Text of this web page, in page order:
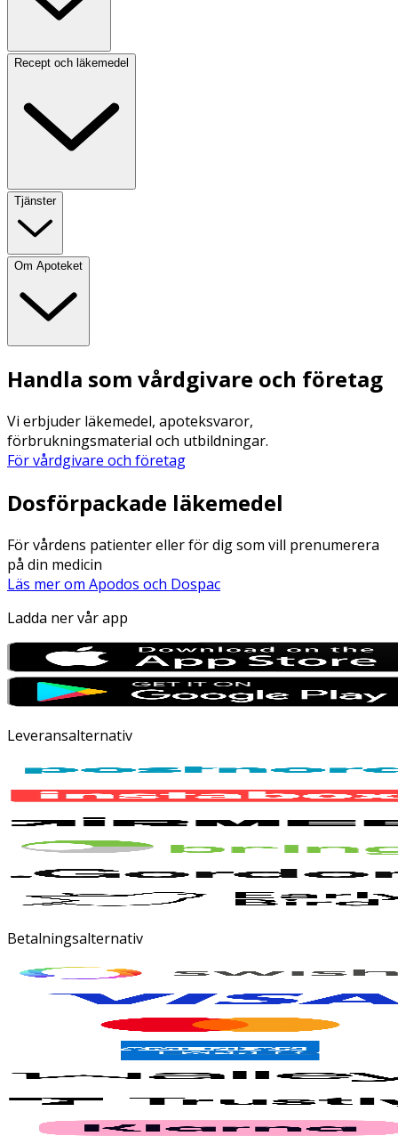
Recept och läkemedel
Tjänster
Om Apoteket
Handla som vårdgivare och företag
Vi erbjuder läkemedel, apoteksvaror,
förbrukningsmaterial och utbildningar.
För vårdgivare och företag
Dosförpackade läkemedel
För vårdens patienter eller för dig som vill prenumerera
på din medicin
Läs mer om Apodos och Dospac
Ladda ner vår app
Leveransalternativ
Betalningsalternativ